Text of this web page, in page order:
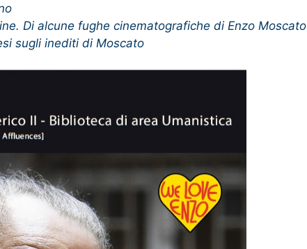
Di alcune fughe cinematografiche di Enzo Moscato
sugli inediti di Moscato